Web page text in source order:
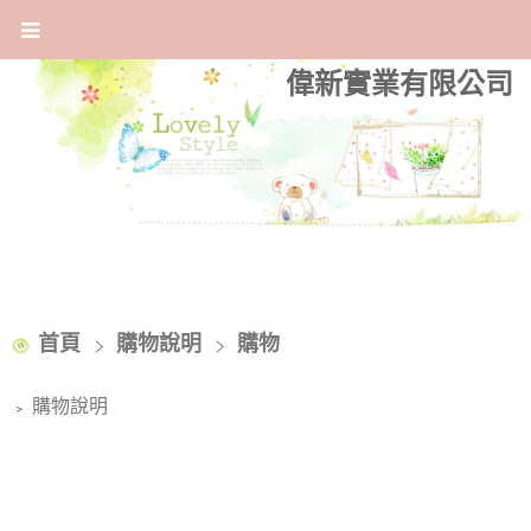
偉新實業有限公司
首頁 購物說明 購物
﹥ 購物說明